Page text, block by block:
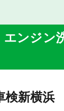
エンジ
検新横浜